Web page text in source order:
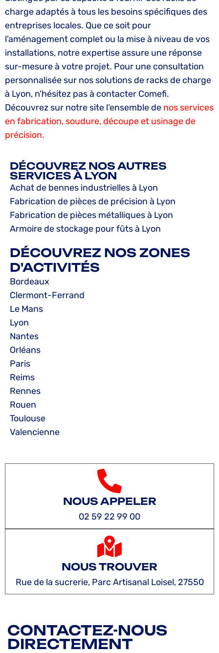
charge adaptés à tous les besoins spécifiques des
entreprises locales. Que ce soit pour
l’aménagement complet ou la mise à niveau de vos
installations, notre expertise assure une réponse
sur-mesure à votre projet. Pour une consultation
personnalisée sur nos solutions de racks de charge
à Lyon, n’hésitez pas à contacter Comefi.
Découvrez sur notre site l’ensemble de nos services
en fabrication, soudure, découpe et usinage de
précision.
DÉCOUVREZ NOS AUTRES
SERVICES À LYON
Achat de bennes industrielles à Lyon
Fabrication de pièces de précision à Lyon
Fabrication de pièces métalliques à Lyon
Armoire de stockage pour fûts à Lyon
DÉCOUVREZ NOS ZONES
D'ACTIVITÉS
Bordeaux
Clermont-Ferrand
Le Mans
Lyon
Nantes
Orléans
Paris
Reims
Rennes
Rouen
Toulouse
Valencienne
NOUS APPELER
02 59 22 99 00
NOUS TROUVER
Rue de la sucrerie, Parc Artisanal Loisel, 27550
CONTACTEZ-NOUS
DIRECTEMENT